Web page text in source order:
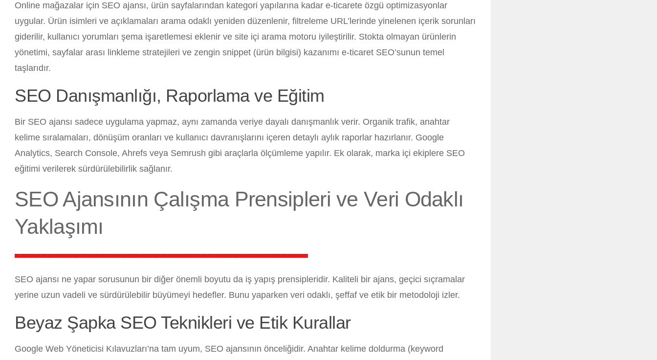
Online mağazalar için SEO ajansı, ürün sayfalarından kategori yapılarına kadar e-ticarete özgü optimizasyonlar
uygular. Ürün isimleri ve açıklamaları arama odaklı yeniden düzenlenir, filtreleme URL’lerinde yinelenen içerik sorunları
giderilir, kullanıcı yorumları şema işaretlemesi eklenir ve site içi arama motoru iyileştirilir. Stokta olmayan ürünlerin
yönetimi, sayfalar arası linkleme stratejileri ve zengin snippet (ürün bilgisi) kazanımı e-ticaret SEO’sunun temel
taşlarıdır.
SEO Danışmanlığı, Raporlama ve Eğitim
Bir SEO ajansı sadece uygulama yapmaz, aynı zamanda veriye dayalı danışmanlık verir. Organik trafik, anahtar
kelime sıralamaları, dönüşüm oranları ve kullanıcı davranışlarını içeren detaylı aylık raporlar hazırlanır. Google
Analytics, Search Console, Ahrefs veya Semrush gibi araçlarla ölçümleme yapılır. Ek olarak, marka içi ekiplere SEO
eğitimi verilerek sürdürülebilirlik sağlanır.
SEO Ajansının Çalışma Prensipleri ve Veri Odaklı
Yaklaşımı
SEO ajansı ne yapar sorusunun bir diğer önemli boyutu da iş yapış prensipleridir. Kaliteli bir ajans, geçici sıçramalar
yerine uzun vadeli ve sürdürülebilir büyümeyi hedefler. Bunu yaparken veri odaklı, şeffaf ve etik bir metodoloji izler.
Beyaz Şapka SEO Teknikleri ve Etik Kurallar
Google Web Yöneticisi Kılavuzları’na tam uyum, SEO ajansının önceliğidir. Anahtar kelime doldurma (keyword